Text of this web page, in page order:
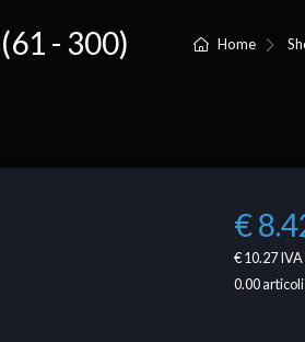
Home
- 300)
€
€ 10.27IVA
0.00